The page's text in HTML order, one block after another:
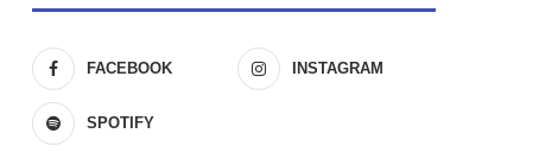
FACEBOOK INSTAGRAM
SPOTIFY